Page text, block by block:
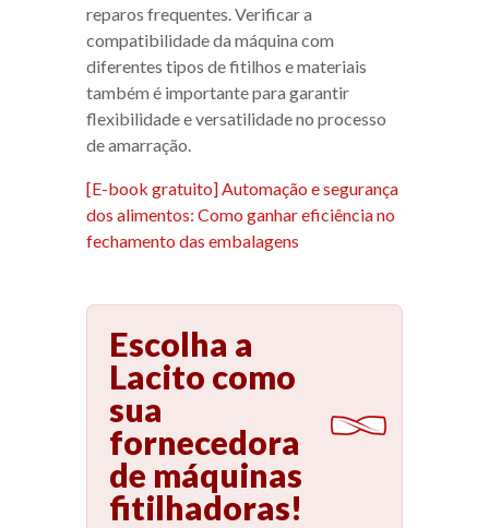
reparos frequentes. Verificar a
compatibilidade da máquina com
diferentes tipos de fitilhos e materiais
também é importante para garantir
flexibilidade e versatilidade no processo
de amarração.
[E-book gratuito] Automação e segurança
dos alimentos: Como ganhar eficiência no
fechamento das embalagens
Escolha a
Lacito como
sua
fornecedora
de máquinas
fitilhadoras!